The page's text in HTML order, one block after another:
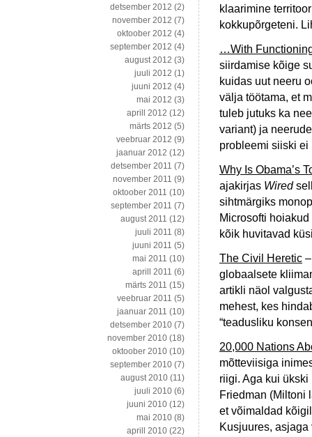
klaarimine
kokkupõrgeteni.
…With
siirdamise kõige
kuidas uut neeru
välja töötama, et
tuleb jutuks ka
variant) ja
probleemi siiski ei
Why Is Obama’s
ajakirjas Wired
sihtmärgiks
Microsofti
kõik huvitavad
The Civil Heretic
globaalsete
artikli näol
mehest, kes
“teadusliku
20,000 Nations
mõtteviisiga
riigi. Aga kui
Friedman (Miltoni
et võimaldad
Kusjuures,
detsember 2012 (2)
november 2012 (7)
oktoober 2012 (4)
september 2012 (4)
august 2012 (3)
juuli 2012 (1)
juuni 2012 (4)
mai 2012 (3)
aprill 2012 (12)
märts 2012 (5)
veebruar 2012 (9)
jaanuar 2012 (12)
detsember 2011 (7)
november 2011 (9)
oktoober 2011 (10)
september 2011 (7)
august 2011 (12)
juuli 2011 (8)
juuni 2011 (5)
mai 2011 (10)
aprill 2011 (6)
märts 2011 (15)
veebruar 2011 (5)
jaanuar 2011 (10)
detsember 2010 (7)
november 2010 (18)
oktoober 2010 (10)
september 2010 (7)
august 2010 (11)
juuli 2010 (6)
juuni 2010 (12)
mai 2010 (8)
aprill 2010 (22)